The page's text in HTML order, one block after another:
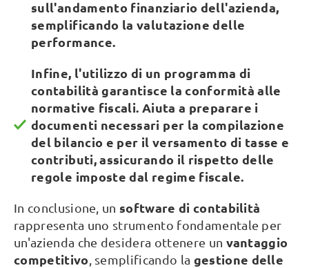
sull'andamento finanziario dell'azienda,
semplificando la valutazione delle
performance.
Infine, l'utilizzo di un programma di
contabilità garantisce la conformità alle
normative fiscali. Aiuta a preparare i
documenti necessari per la compilazione
del bilancio e per il versamento di tasse e
contributi, assicurando il rispetto delle
regole imposte dal regime fiscale.
In conclusione, un software di contabilità
rappresenta uno strumento fondamentale per
un'azienda che desidera ottenere un vantaggio
competitivo , semplificando la gestione delle